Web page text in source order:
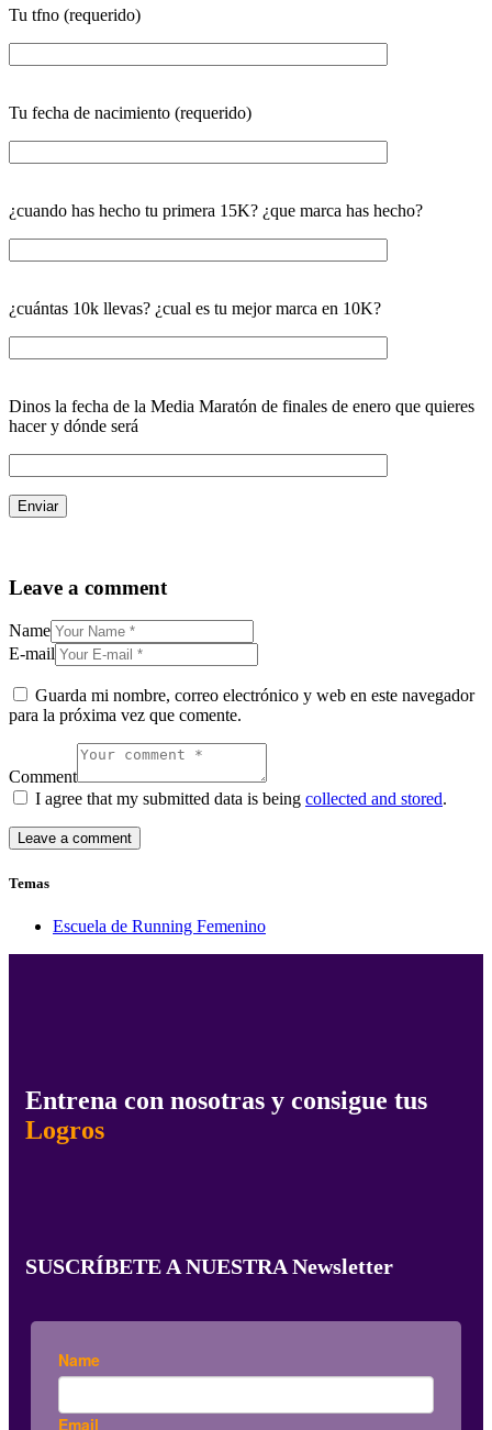
Tu tfno (requerido)
Tu fecha de nacimiento (requerido)
¿cuando has hecho tu primera 15K? ¿que marca has hecho?
¿cuántas 10k llevas? ¿cual es tu mejor marca en 10K?
Dinos la fecha de la Media Maratón de finales de enero que quieres
hacer y dónde será
Leave a comment
Name
E-mail
Guarda mi nombre, correo electrónico y web en este navegador
para la próxima vez que comente.
Comment
I agree that my submitted data is being collected and stored.
Temas
Escuela de Running Femenino
Entrena con nosotras y consigue tus
Logros
SUSCRÍBETE A NUESTRA Newsletter